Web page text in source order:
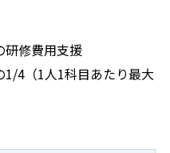
研修費用支援
4（1人1科目あたり最大